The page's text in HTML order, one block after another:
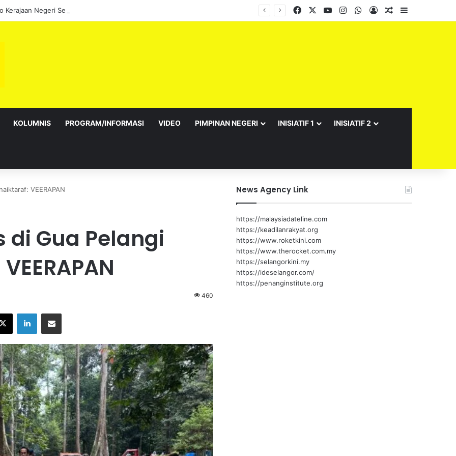
Facebook YouTubeInstagramWhatsApp
Log InRandom Article
KOLUMNIS PROGRAM/INFORMASI VIDEO PIMPINAN NEGERI INISIATIF 1 INISIATIF 2
VEERAPAN
Gua Pelangi
460
News Agency Link
https://malaysiadateline.com
https://keadilanrakyat.org
https://www.roketkini.com
https://www.therocket.com.my
https://selangorkini.my
https://ideselangor.com/
https://penanginstitute.org